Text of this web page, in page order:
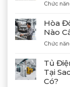
Chức
Hòa
Nào
Chức
Tủ
Tại
Có?